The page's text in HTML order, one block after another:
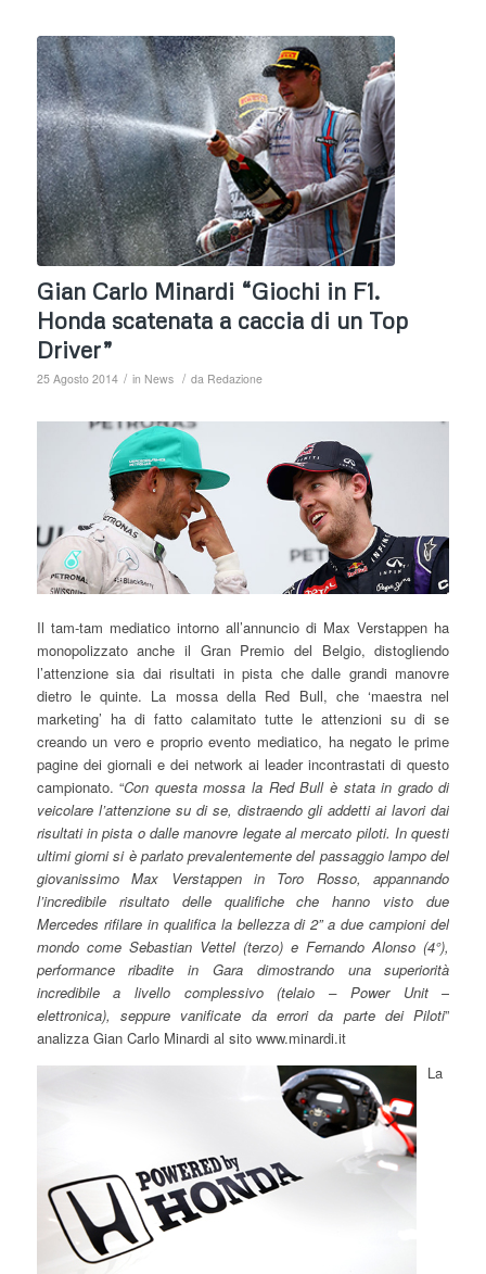
Gian Carlo Minardi “Giochi in F1.
Honda scatenata a caccia di un Top
Driver”
25 Agosto 2014 / in News / da Redazione
Il tam-tam mediatico intorno all’annuncio di Max Verstappen ha
monopolizzato anche il Gran Premio del Belgio, distogliendo
l’attenzione sia dai risultati in pista che dalle grandi manovre
dietro le quinte. La mossa della Red Bull, che ‘maestra nel
marketing’ ha di fatto calamitato tutte le attenzioni su di se
creando un vero e proprio evento mediatico, ha negato le prime
pagine dei giornali e dei network ai leader incontrastati di questo
campionato. “Con questa mossa la Red Bull è stata in grado di
veicolare l’attenzione su di se, distraendo gli addetti ai lavori dai
risultati in pista o dalle manovre legate al mercato piloti. In questi
ultimi giorni si è parlato prevalentemente del passaggio lampo del
giovanissimo Max Verstappen in Toro Rosso, appannando
l’incredibile risultato delle qualifiche che hanno visto due
Mercedes rifilare in qualifica la bellezza di 2” a due campioni del
mondo come Sebastian Vettel (terzo) e Fernando Alonso (4°),
performance ribadite in Gara dimostrando una superiorità
incredibile a livello complessivo (telaio – Power Unit –
elettronica), seppure vanificate da errori da parte dei Piloti”
analizza Gian Carlo Minardi al sito www.minardi.it
La